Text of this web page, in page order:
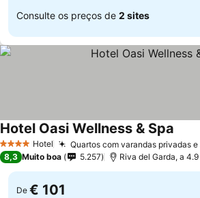
Consulte os preços de 2 sites
4 EstrelasHotel Quartos com varandas privadas
Hotel Oasi Wellness & Spa
8,3 Muito boa 5.257 Riva del Garda, a
De € 101